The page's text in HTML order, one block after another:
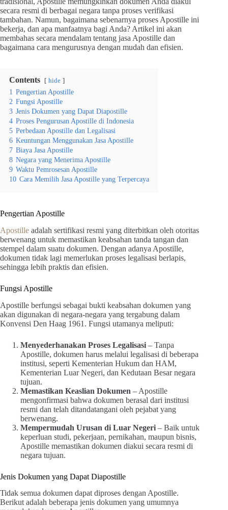
secara resmi di berbagai negara tanpa proses verifikasi
tambahan. Namun, bagaimana sebenarnya proses Apostille ini
bekerja, dan apa manfaatnya bagi Anda? Artikel ini akan
membahas secara mendalam tentang jasa Apostille dan
bagaimana cara mengurusnya dengan mudah dan efisien.
Contents hide
1 Pengertian Apostille
2 Fungsi Apostille
3 Jenis Dokumen yang Dapat Diapostille
4 Proses Pengurusan Apostille di Indonesia
5 Perbedaan Apostille dan Legalisasi
6 Keuntungan Menggunakan Jasa Apostille
7 Biaya Jasa Apostille
8 Negara yang Menerima Apostille
9 Waktu Pemrosesan Apostille
10 Cara Memilih Jasa Apostille yang Terpercaya
Pengertian Apostille
Apostille adalah sertifikasi resmi yang diterbitkan oleh otoritas
berwenang untuk memastikan keabsahan tanda tangan dan
stempel dalam suatu dokumen. Dengan adanya Apostille,
dokumen tidak lagi memerlukan proses legalisasi berlapis,
sehingga lebih praktis dan efisien.
Fungsi Apostille
Apostille berfungsi sebagai bukti keabsahan dokumen yang
akan digunakan di negara-negara yang tergabung dalam
Konvensi Den Haag 1961. Fungsi utamanya meliputi:
Menyederhanakan Proses Legalisasi – Tanpa
Apostille, dokumen harus melalui legalisasi di beberapa
institusi, seperti Kementerian Hukum dan HAM,
Kementerian Luar Negeri, dan Kedutaan Besar negara
tujuan.
Memastikan Keaslian Dokumen – Apostille
mengonfirmasi bahwa dokumen berasal dari institusi
resmi dan telah ditandatangani oleh pejabat yang
berwenang.
Mempermudah Urusan di Luar Negeri – Baik untuk
keperluan studi, pekerjaan, pernikahan, maupun bisnis,
Apostille memastikan dokumen diakui secara resmi di
negara tujuan.
Jenis Dokumen yang Dapat Diapostille
Tidak semua dokumen dapat diproses dengan Apostille.
Berikut adalah beberapa jenis dokumen yang umumnya